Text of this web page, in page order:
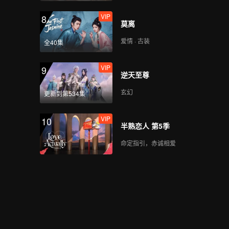
8
全40集
VIP
莫离
爱情 · 古装
9
更新到第534集
VIP
逆天至尊
玄幻
10 VIP
半熟恋人 第5季
命定指引，赤诚相爱